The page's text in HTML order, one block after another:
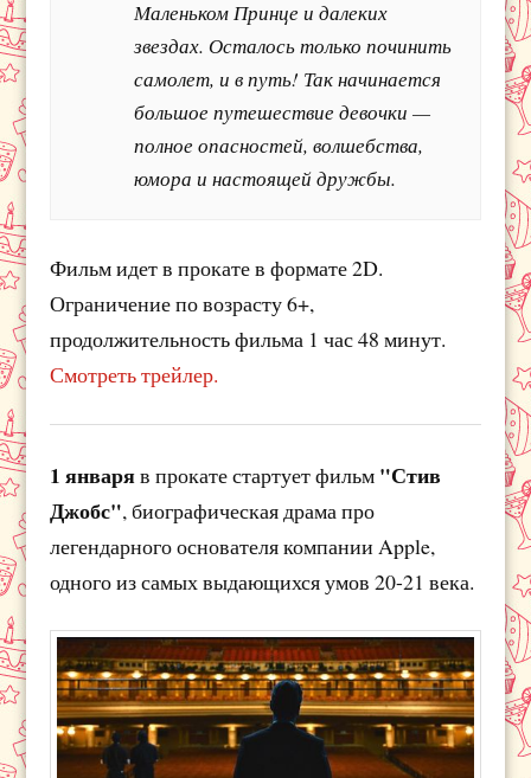
Маленьком Принце и далеких
звездах. Осталось только починить
самолет, и в путь! Так начинается
большое путешествие девочки —
полное опасностей, волшебства,
юмора и настоящей дружбы.
Фильм идет в прокате в формате 2D.
Ограничение по возрасту 6+,
продолжительность фильма 1 час 48 минут.
Смотреть трейлер.
1 январяв прокате стартует фильм "Стив
Джобс", биографическая драма про
легендарного основателя компании Apple,
одного из самых выдающихся умов 20-21 века.